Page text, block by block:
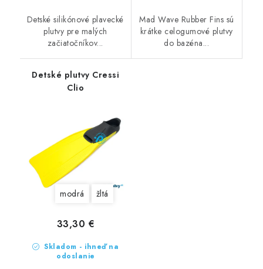
Detské silikónové plavecké
plutvy pre malých
začiatočníkov...
Mad Wave Rubber Fins sú
krátke celogumové plutvy
do bazéna...
Detské plutvy Cressi
Clio
modrá žltá
Skladom - ihneď na
odoslanie
33,30 €